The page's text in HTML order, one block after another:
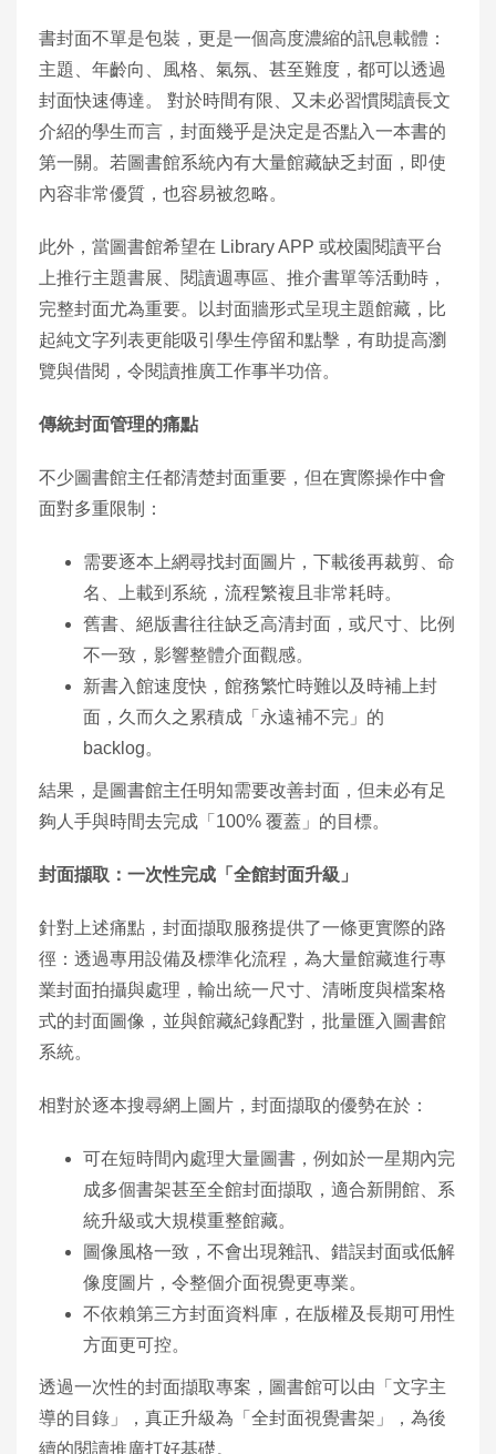
書封面不單是包裝，更是一個高度濃縮的訊息載體：
主題、年齡向、風格、氣氛、甚至難度，都可以透過
封面快速傳達。 對於時間有限、又未必習慣閱讀長文
介紹的學生而言，封面幾乎是決定是否點入一本書的
第一關。若圖書館系統內有大量館藏缺乏封面，即使
內容非常優質，也容易被忽略。
此外，當圖書館希望在 Library APP 或校園閱讀平台
上推行主題書展、閱讀週專區、推介書單等活動時，
完整封面尤為重要。以封面牆形式呈現主題館藏，比
起純文字列表更能吸引學生停留和點擊，有助提高瀏
覽與借閱，令閱讀推廣工作事半功倍。
傳統封面管理的痛點
不少圖書館主任都清楚封面重要，但在實際操作中會
面對多重限制：
需要逐本上網尋找封面圖片，下載後再裁剪、命
名、上載到系統，流程繁複且非常耗時。
舊書、絕版書往往缺乏高清封面，或尺寸、比例
不一致，影響整體介面觀感。
新書入館速度快，館務繁忙時難以及時補上封
面，久而久之累積成「永遠補不完」的
backlog。
結果，是圖書館主任明知需要改善封面，但未必有足
夠人手與時間去完成「100% 覆蓋」的目標。
封面擷取：一次性完成「全館封面升級」
針對上述痛點，封面擷取服務提供了一條更實際的路
徑：透過專用設備及標準化流程，為大量館藏進行專
業封面拍攝與處理，輸出統一尺寸、清晰度與檔案格
式的封面圖像，並與館藏紀錄配對，批量匯入圖書館
系統。
相對於逐本搜尋網上圖片，封面擷取的優勢在於：
可在短時間內處理大量圖書，例如於一星期內完
成多個書架甚至全館封面擷取，適合新開館、系
統升級或大規模重整館藏。
圖像風格一致，不會出現雜訊、錯誤封面或低解
像度圖片，令整個介面視覺更專業。
不依賴第三方封面資料庫，在版權及長期可用性
方面更可控。
透過一次性的封面擷取專案，圖書館可以由「文字主
導的目錄」，真正升級為「全封面視覺書架」，為後
續的閱讀推廣打好基礎。